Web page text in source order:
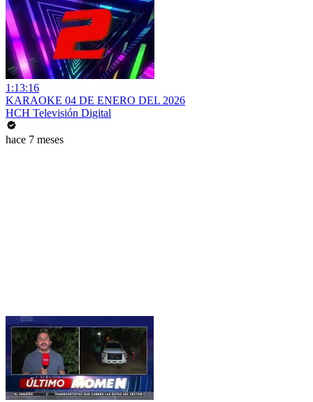
1:13:16
KARAOKE 04 DE ENERO DEL 2026
HCH Televisión Digital
hace 7 meses